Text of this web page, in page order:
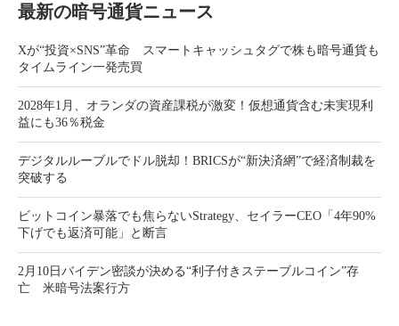
最新の暗号通貨ニュース
Xが“投資×SNS”革命 スマートキャッシュタグで株も暗号通貨も
タイムライン一発売買
2028年1月、オランダの資産課税が激変！仮想通貨含む未実現利
益にも36％税金
デジタルルーブルでドル脱却！BRICSが“新決済網”で経済制裁を
突破する
ビットコイン暴落でも焦らないStrategy、セイラーCEO「4年90%
下げでも返済可能」と断言
2月10日バイデン密談が決める“利子付きステーブルコイン”存
亡 米暗号法案行方